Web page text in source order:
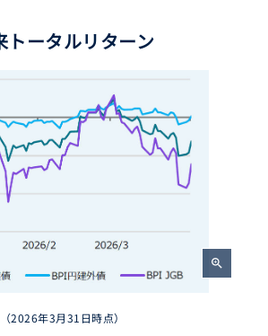
トータルリターン
zoom_in
2026年3月31日時点）